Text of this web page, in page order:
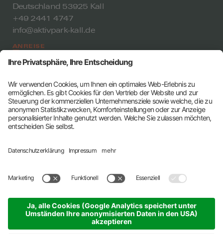
Deutschland 53925 Kall
+49 2441 4747
info@aktivpark-kall.de
ANREISE
Mo-Fr. 06:30 - 22:00 Uhr
Sa-So. 07:30 - 20:00 Uhr
Feiertage ggf. abweichend
Die betreuten Zeiten in Kall sind Montag-Freitag von
15:00 Uhr.